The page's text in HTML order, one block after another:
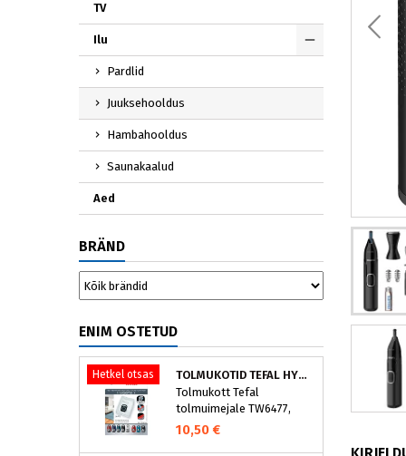
TV
Ilu
Pardlid
Juuksehooldus
Hambahooldus
Saunakaalud
Aed
BRÄND
ENIM OSTETUD
Hetkel otsas
TOLMUKOTID TEFAL HYGIENE+ ZR200540 (4 TK)
Tolmukott Tefal
tolmuimejale TW6477,
TW6886..
10,50 €